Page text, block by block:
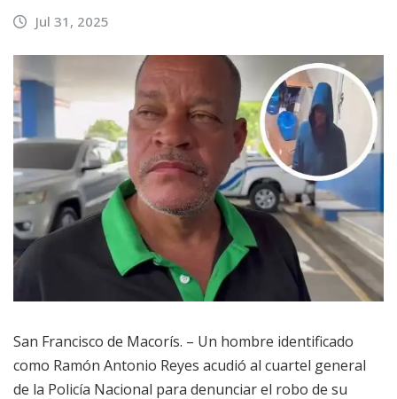
Jul 31, 2025
San Francisco de Macorís. – Un hombre identificado
como Ramón Antonio Reyes acudió al cuartel general
de la Policía Nacional para denunciar el robo de su